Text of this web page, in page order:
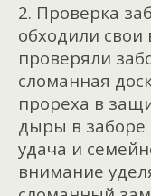
2. Проверка
обходили
проверяли
сломанная
прореха в
дыры в заборе
удача и
внимание